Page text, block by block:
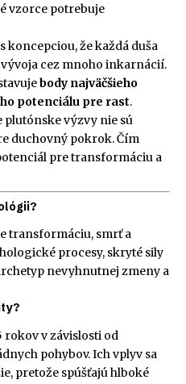
vzorce potrebuje
koncepciou, že každá duša
cez mnoho inkarnácií.
body najväčšieho
potenciálu pre rast.
plutónske výzvy nie sú
duchovný pokrok. Čím
pre transformáciu a
transformáciu, smrť a
procesy, skryté sily
nevyhnutnej zmeny a
v závislosti od
pohybov. Ich vplyv sa
pretože spúšťajú hlboké